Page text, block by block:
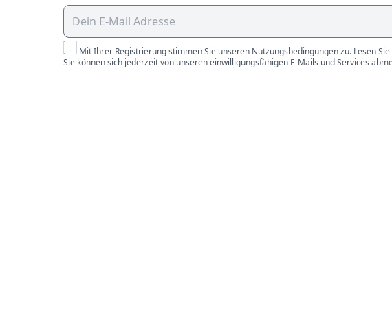
Mit Ihrer Registrierung stimmen Sie unseren Nutzungsbedingungen zu. Lesen
Sie können sich jederzeit von unseren einwilligungsfähigen E-Mails und Services